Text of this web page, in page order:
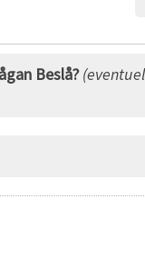
Beslå?